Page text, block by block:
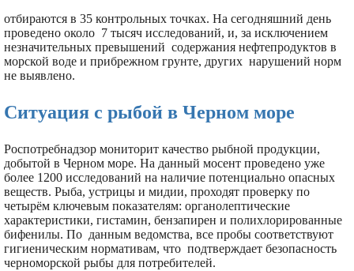
отбираются в 35 контрольных точках. На сегодняшний день
проведено около 7 тысяч исследований, и, за исключением
незначительных превышений содержания нефтепродуктов в
морской воде и прибрежном грунте, других нарушений норм
не выявлено.
Ситуация с рыбой в Черном море
Роспотребнадзор мониторит качество рыбной продукции,
добытой в Черном море. На данный мосент проведено уже
более 1200 исследований на наличие потенциально опасных
веществ. Рыба, устрицы и мидии, проходят проверку по
четырём ключевым показателям: органолептические
характеристики, гистамин, бензапирен и полихлорированные
бифенилы. По данным ведомства, все пробы соответствуют
гигиеническим нормативам, что подтверждает безопасность
черноморской рыбы для потребителей.